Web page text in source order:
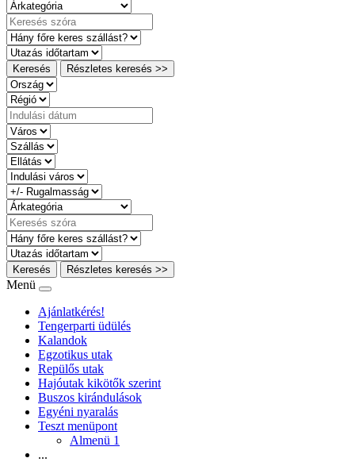
Keresés Részletes keresés >>
Keresés Részletes keresés >>
Menü
Ajánlatkérés!
Tengerparti üdülés
Kalandok
Egzotikus utak
Repülős utak
Hajóutak kikötők szerint
Buszos kirándulások
Egyéni nyaralás
Teszt menüpont
Almenü 1
...